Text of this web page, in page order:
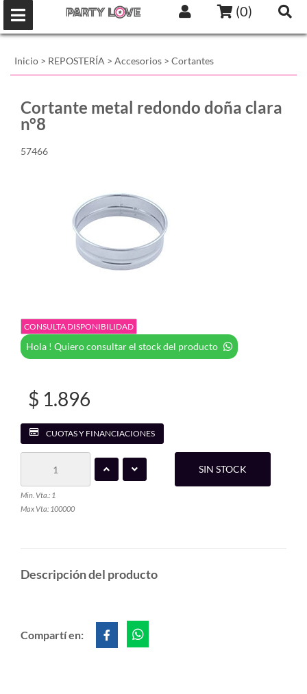
(0)
Inicio > REPOSTERÍA > Accesorios > Cortantes
Cortante metal redondo doña clara
n°8
57466
CONSULTA DISPONIBILIDAD
Hola ! Quiero consultar el stock del producto
$ 1.896
CUOTAS Y FINANCIACIONES
Min. Vta.: 1
Max Vta: 100000
SIN STOCK
Descripción del producto
Compartí en: